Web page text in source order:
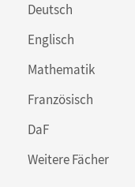
Deutsch
Englisch
Mathematik
Französisch
DaF
Weitere Fächer